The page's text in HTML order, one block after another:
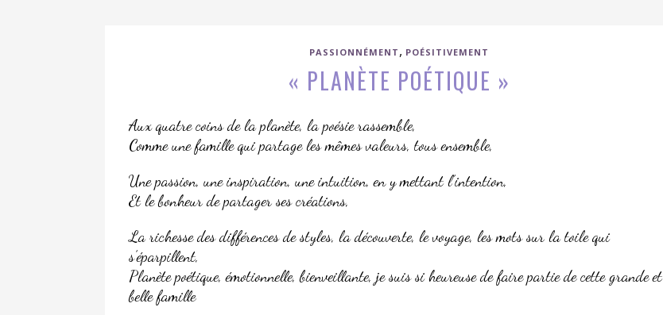
PASSIONNÉMENT , POÉSITIVEMENT
« PLANÈTE POÉTIQUE »
Aux quatre coins de la planète, la poésie rassemble,
Comme une famille qui partage les mêmes valeurs, tous ensemble,
Une passion, une inspiration, une intuition, en y mettant l’intention,
Et le bonheur de partager ses créations,
La richesse des différences de styles, la découverte, le voyage, les mots sur la toile qui
s’éparpillent,
Planète poétique, émotionnelle, bienveillante, je suis si heureuse de faire partie de cette grande et
belle famille